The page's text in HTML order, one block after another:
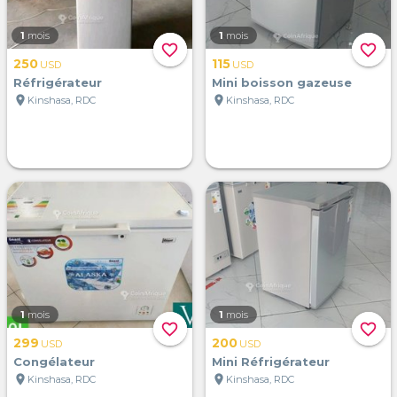
favorite_border
1 mois
250 USD
Réfrigérateur
location_on Kinshasa, RDC
favorite_border
1 mois
115 USD
Mini boisson gazeuse
location_on Kinshasa, RDC
favorite_border
1 mois
299 USD
Congélateur
location_on Kinshasa, RDC
favorite_border
1 mois
200 USD
Mini Réfrigérateur
location_on Kinshasa, RDC